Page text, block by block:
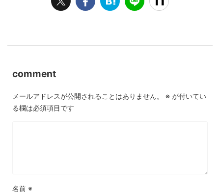
comment
メールアドレスが公開されることはありません。 ※ が付いてい
る欄は必須項目です
名前 ※